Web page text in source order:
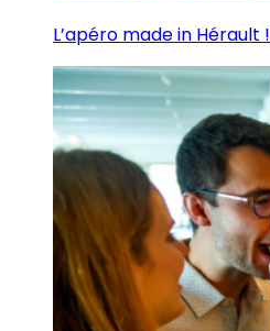
L’apéro made in Hérault !